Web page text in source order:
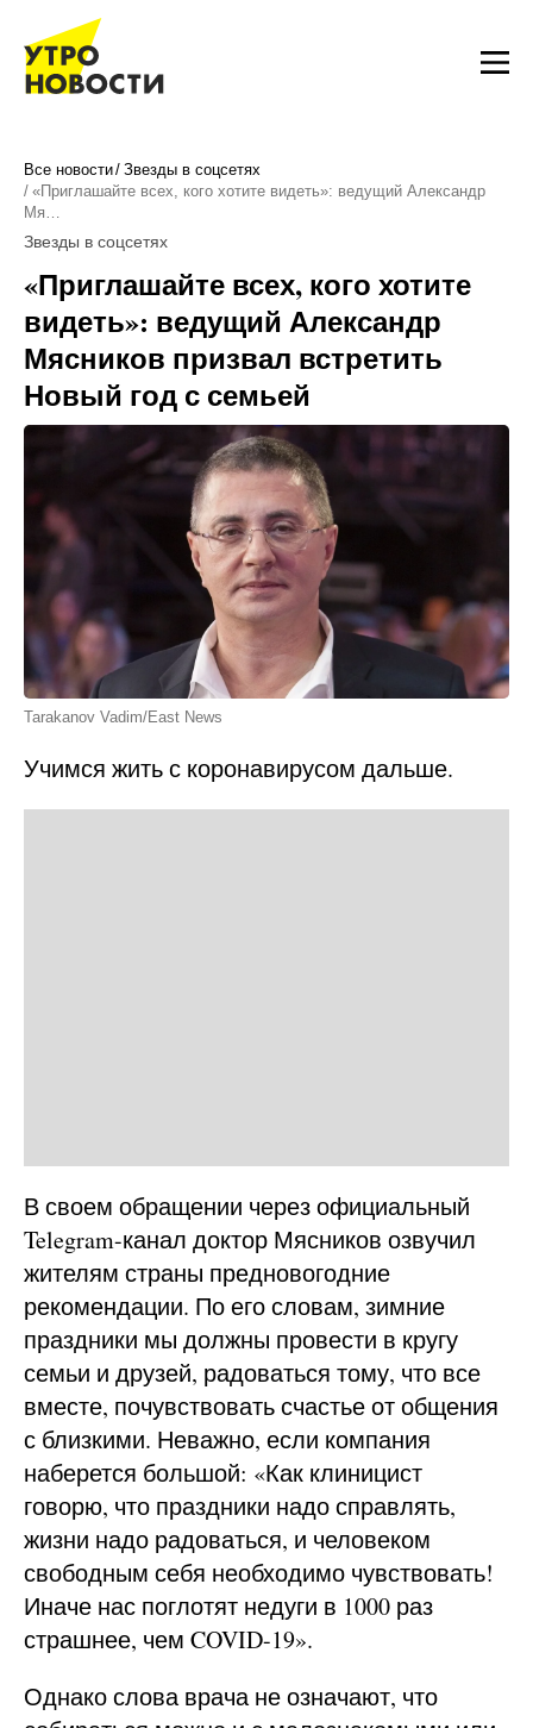
Все новости Звезды в соцсетях
«Приглашайте всех, кого хотите видеть»: ведущий Александр
Мя…
Звезды в соцсетях
«Приглашайте всех, кого хотите
видеть»: ведущий Александр
Мясников призвал встретить
Новый год с семьей
Tarakanov Vadim/East News
Учимся жить с коронавирусом дальше.
В своем обращении через официальный
Telegram-канал доктор Мясников озвучил
жителям страны предновогодние
рекомендации. По его словам, зимние
праздники мы должны провести в кругу
семьи и друзей, радоваться тому, что все
вместе, почувствовать счастье от общения
с близкими. Неважно, если компания
наберется большой: «Как клиницист
говорю, что праздники надо справлять,
жизни надо радоваться, и человеком
свободным себя необходимо чувствовать!
Иначе нас поглотят недуги в 1000 раз
страшнее, чем COVID-19».
Однако слова врача не означают, что